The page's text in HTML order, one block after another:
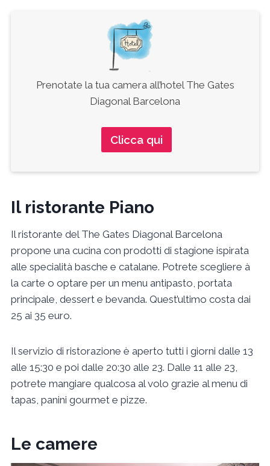
Prenotate la tua camera all’hotel The Gates
Diagonal Barcelona
Clicca qui
Il ristorante Piano
Il ristorante del The Gates Diagonal Barcelona
propone una cucina con prodotti di stagione ispirata
alle specialità basche e catalane. Potrete scegliere à
la carte o optare per un menu antipasto, portata
principale, dessert e bevanda. Quest’ultimo costa dai
25 ai 35 euro.
Il servizio di ristorazione è aperto tutti i giorni dalle 13
alle 15:30 e poi dalle 20:30 alle 23. Dalle 11 alle 23,
potrete mangiare qualcosa al volo grazie al menu di
tapas, panini gourmet e pizze.
Le camere